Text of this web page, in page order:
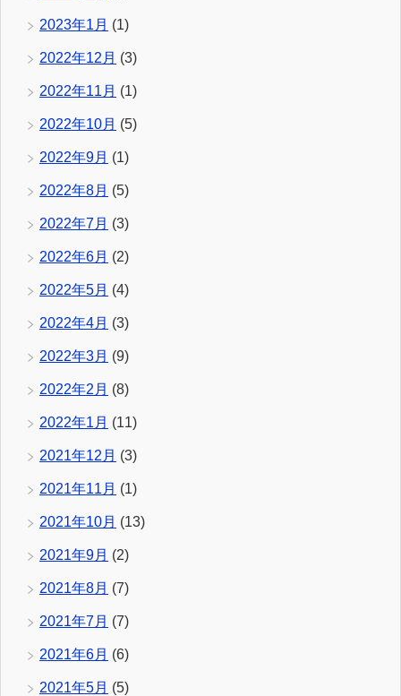
2023年1月 (1)
2022年12月 (3)
2022年11月 (1)
2022年10月 (5)
2022年9月 (1)
2022年8月 (5)
2022年7月 (3)
2022年6月 (2)
2022年5月 (4)
2022年4月 (3)
2022年3月 (9)
2022年2月 (8)
2022年1月 (11)
2021年12月 (3)
2021年11月 (1)
2021年10月 (13)
2021年9月 (2)
2021年8月 (7)
2021年7月 (7)
2021年6月 (6)
2021年5月 (5)